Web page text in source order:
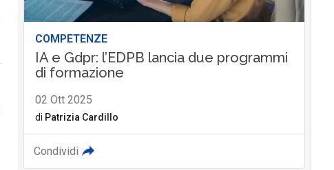
COMPETENZE
IA e Gdpr: l’EDPB lancia due programmi
di formazione
02 Ott 2025
di Patrizia Cardillo
Condividi